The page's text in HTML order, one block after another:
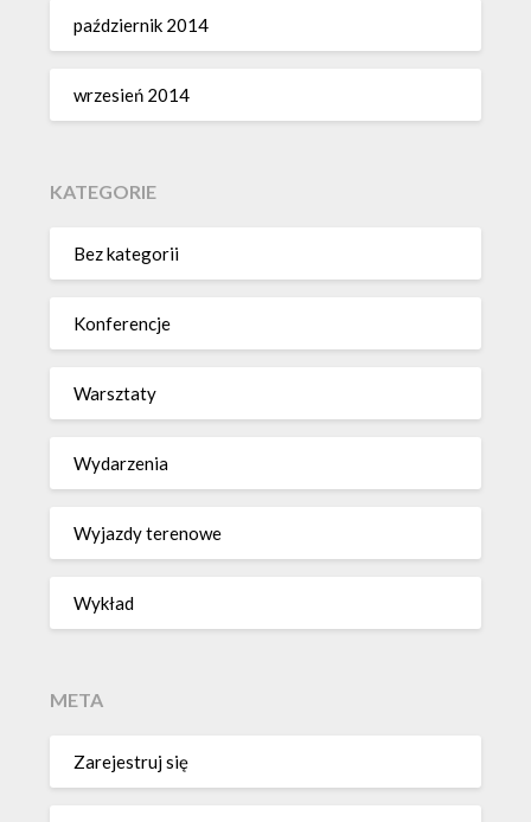
październik 2014
wrzesień 2014
KATEGORIE
Bez kategorii
Konferencje
Warsztaty
Wydarzenia
Wyjazdy terenowe
Wykład
META
Zarejestruj się